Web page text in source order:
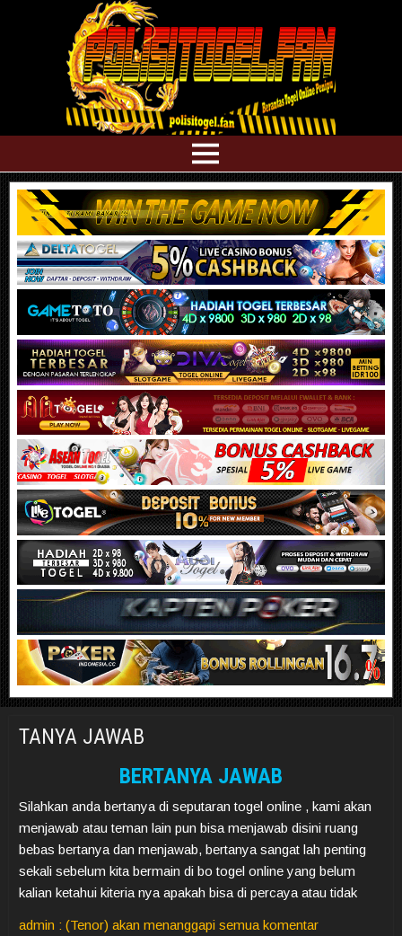
TANYA JAWAB
BERTANYA JAWAB
Silahkan anda bertanya di seputaran togel online , kami akan
menjawab atau teman lain pun bisa menjawab disini ruang
bebas bertanya dan menjawab, bertanya sangat lah penting
sekali sebelum kita bermain di bo togel online yang belum
kalian ketahui kiteria nya apakah bisa di percaya atau tidak
admin : (Tenor) akan menanggapi semua komentar